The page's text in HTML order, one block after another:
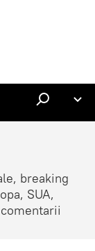
breaking
SUA,